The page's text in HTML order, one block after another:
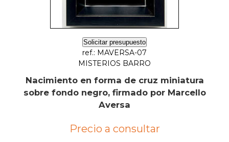
Solicitar presupuesto
ref.: MAVERSA-07
MISTERIOS BARRO
Nacimiento en forma de cruz miniatura
sobre fondo negro, firmado por Marcello
Aversa
Precio a consultar